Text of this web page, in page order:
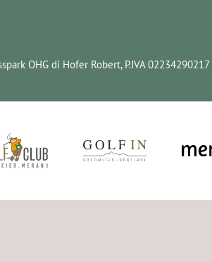
OHG di Hofer Robert,P.IVA 02234290217